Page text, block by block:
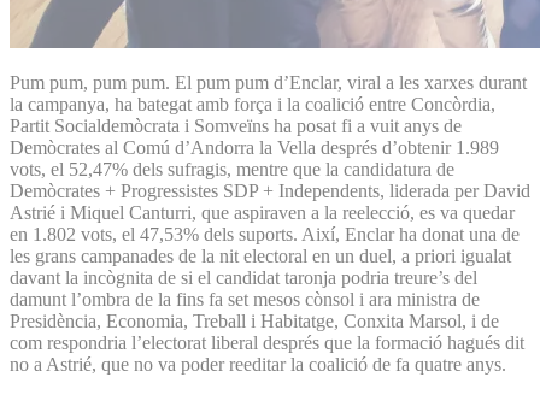
Pum pum, pum pum. El pum pum d’Enclar, viral a les xarxes durant
la campanya, ha bategat amb força i la coalició entre Concòrdia,
Partit Socialdemòcrata i Somveïns ha posat fi a vuit anys de
Demòcrates al Comú d’Andorra la Vella després d’obtenir 1.989
vots, el 52,47% dels sufragis, mentre que la candidatura de
Demòcrates + Progressistes SDP + Independents, liderada per David
Astrié i Miquel Canturri, que aspiraven a la reelecció, es va quedar
en 1.802 vots, el 47,53% dels suports. Així, Enclar ha donat una de
les grans campanades de la nit electoral en un duel, a priori igualat
davant la incògnita de si el candidat taronja podria treure’s del
damunt l’ombra de la fins fa set mesos cònsol i ara ministra de
Presidència, Economia, Treball i Habitatge, Conxita Marsol, i de
com respondria l’electorat liberal després que la formació hagués dit
no a Astrié, que no va poder reeditar la coalició de fa quatre anys.